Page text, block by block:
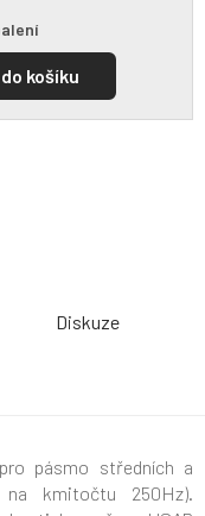
košíku
Diskuze
pásmo středních a
kmitočtu 250Hz).